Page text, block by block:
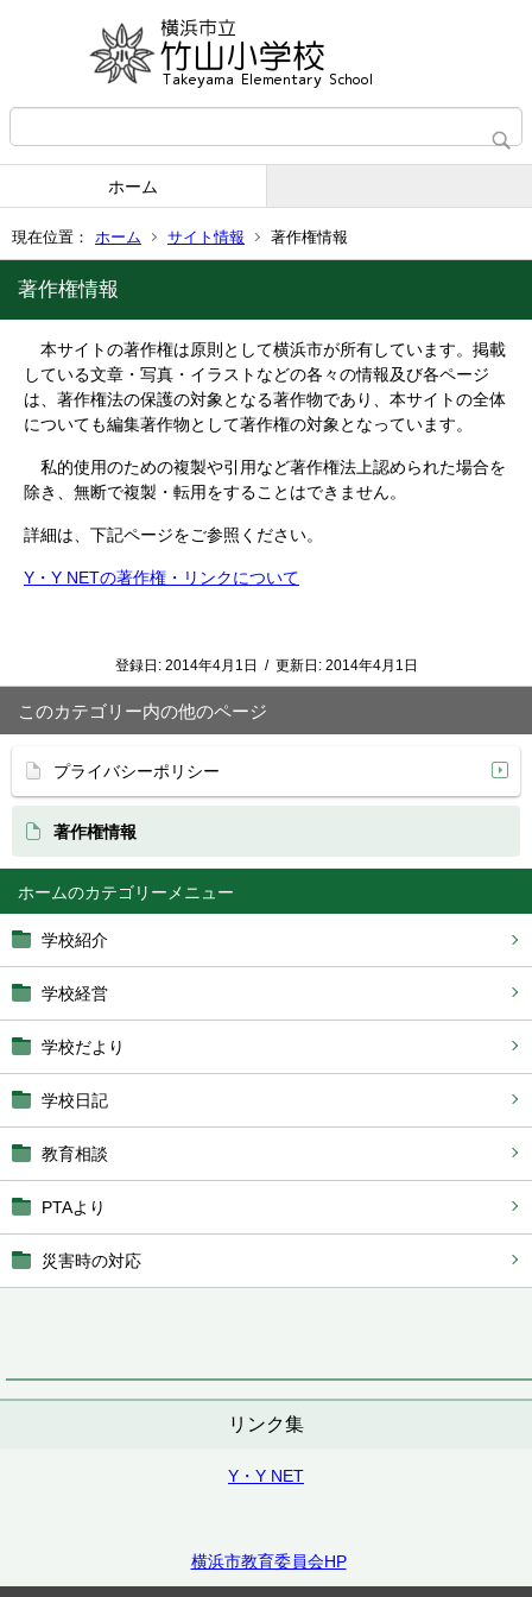
ホーム
現在位置： ホーム サイト情報 著作権情報
ホーム
学校紹介
学校経営
学校だより
学校日記
教育相談
PTAより
災害時の対応
リンク集
Y・Y NET
横浜市教育委員会HP
著作権情報
本サイトの著作権は原則として横浜市が所有しています。掲載
している文章・写真・イラストなどの各々の情報及び各ページ
は、著作権法の保護の対象となる著作物であり、本サイトの全体
についても編集著作物として著作権の対象となっています。
私的使用のための複製や引用など著作権法上認められた場合を
除き、無断で複製・転用をすることはできません。
詳細は、下記ページをご参照ください。
Y・Y NETの著作権・リンクについて
登録日: 2014年4月1日 / 更新日: 2014年4月1日
このカテゴリー内の他のページ
プライバシーポリシー
著作権情報